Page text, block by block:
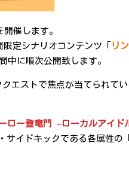
開催します。
定シナリオコンテンツ「 リ
中に順次公開致します。
クエストで焦点が当てられて
ロー登竜門 –ローカルアイド
イドキックである各属性の「